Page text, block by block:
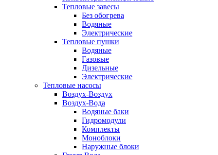
Тепловые завесы
Без обогрева
Водяные
Электрические
Тепловые пушки
Водяные
Газовые
Дизельные
Электрические
Тепловые насосы
Воздух-Воздух
Воздух-Вода
Водяные баки
Гидромодули
Комплекты
Моноблоки
Наружные блоки